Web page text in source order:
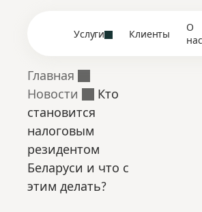
Услуги Клиенты
О
нас
Главная
Новости
Кто
становится
налоговым
резидентом
Беларуси и что с
этим делать?